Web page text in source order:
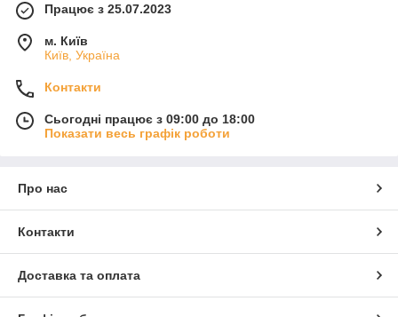
Працює з 25.07.2023
м. Київ
Київ, Україна
Контакти
Сьогодні працює з 09:00 до 18:00
Показати весь графік роботи
Про нас
Контакти
Доставка та оплата